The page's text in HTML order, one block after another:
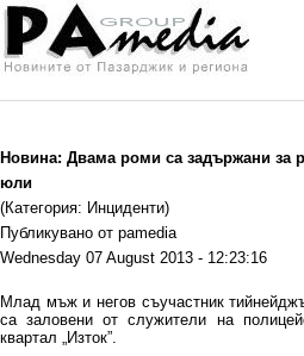
Новина: Двама роми са задържани за
юли
(Категория: Инциденти)
Публикувано от pamedia
Wednesday 07 August 2013 - 12:23:16
Млад мъж и негов съучастник
са заловени от служители на
квартал „Изток”.